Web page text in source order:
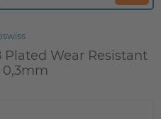
Plated Wear Resistant
0,3mm